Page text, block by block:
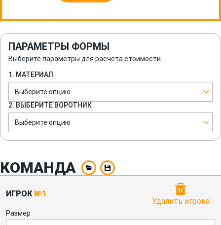
ПАРАМЕТРЫ ФОРМЫ
Выберите параметры для расчёта стоимости
1. МАТЕРИАЛ
Выберите опцию
2. ВЫБЕРИТЕ ВОРОТНИК
Выберите опцию
КОМАНДА
ИГРОК №1
Удалить игрока
Размер